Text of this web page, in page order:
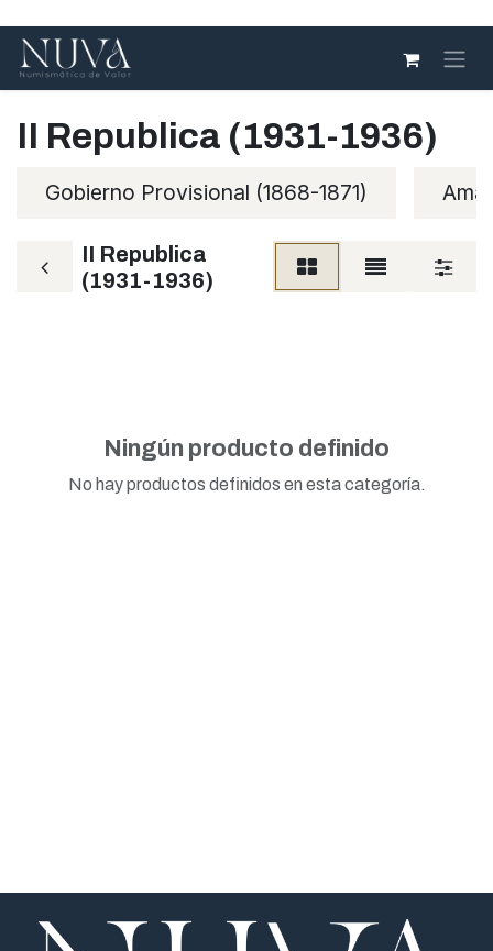
Ir al contenido
II Republica (1931-1936)
Gobierno Provisional (1868-1871)
II Republica
(1931-1936)
Ningún producto definido
No hay productos definidos en esta categoría.